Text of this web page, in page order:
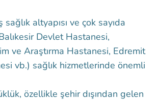
sağlık altyapısı ve çok sayıda
Devlet Hastanesi,
ve Araştırma Hastanesi, Edremit
vb.) sağlık hizmetlerinde önemli
özellikle şehir dışından gelen